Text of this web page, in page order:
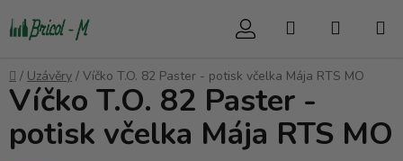
na
Hledat
Domů
/ Uzávěry / Víčko T.O. 82 Paster - potisk včelka Mája RTS MO
Víčko T.O. 82 Paster -
potisk včelka Mája RTS MO